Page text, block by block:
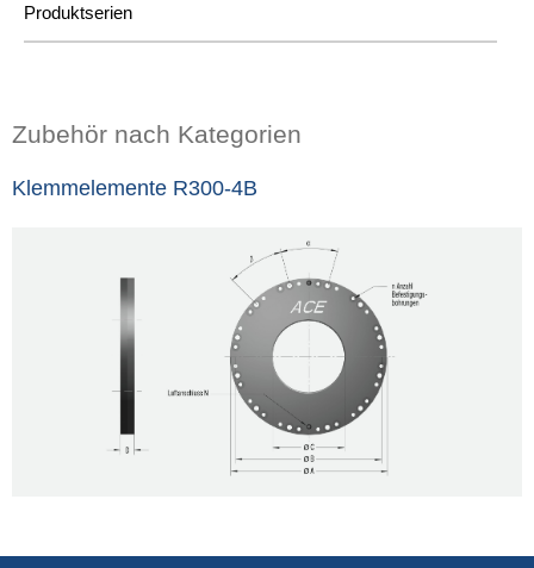
Produktserien
Zubehör nach Kategorien
Klemmelemente R300-4B